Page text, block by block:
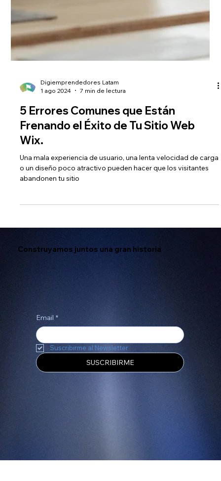
Digiemprendedores Latam
1 ago 2024
7 min de lectura
5 Errores Comunes que Están
Frenando el Éxito de Tu Sitio Web
Wix.
Una mala experiencia de usuario, una lenta velocidad de carga
Email *
Suscribirme al Newsletter